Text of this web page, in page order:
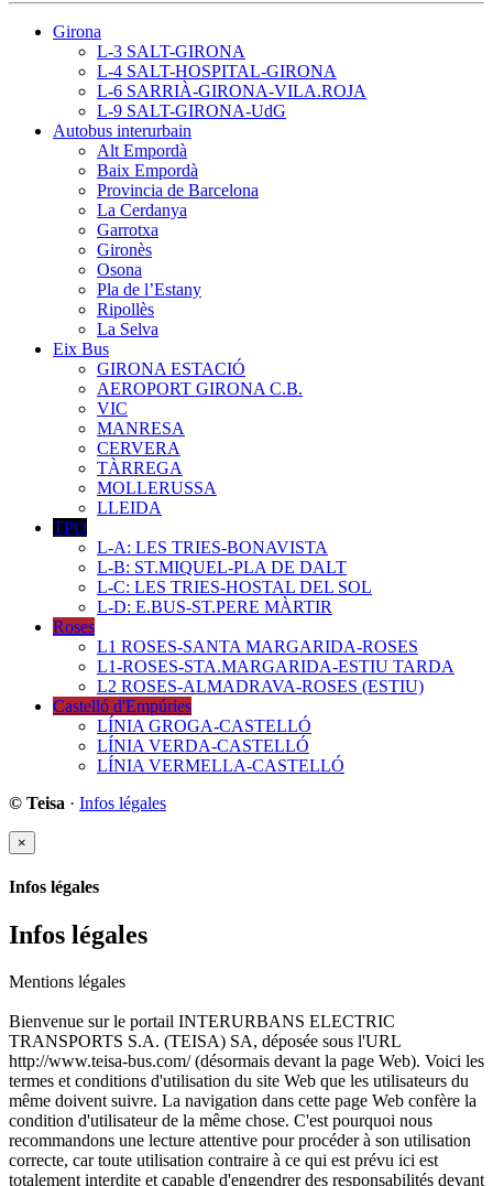
Girona
L-3 SALT-GIRONA
L-4 SALT-HOSPITAL-GIRONA
L-6 SARRIÀ-GIRONA-VILA.ROJA
L-9 SALT-GIRONA-UdG
Autobus interurbain
Alt Empordà
Baix Empordà
Provincia de Barcelona
La Cerdanya
Garrotxa
Gironès
Osona
Pla de l’Estany
Ripollès
La Selva
Eix Bus
GIRONA ESTACIÓ
AEROPORT GIRONA C.B.
VIC
MANRESA
CERVERA
TÀRREGA
MOLLERUSSA
LLEIDA
TPO
L-A: LES TRIES-BONAVISTA
L-B: ST.MIQUEL-PLA DE DALT
L-C: LES TRIES-HOSTAL DEL SOL
L-D: E.BUS-ST.PERE MÀRTIR
Roses
L1 ROSES-SANTA MARGARIDA-ROSES
L1-ROSES-STA.MARGARIDA-ESTIU TARDA
L2 ROSES-ALMADRAVA-ROSES (ESTIU)
Castelló d'Empúries
LÍNIA GROGA-CASTELLÓ
LÍNIA VERDA-CASTELLÓ
LÍNIA VERMELLA-CASTELLÓ
© Teisa · Infos légales
×
Infos légales
Infos légales
Mentions légales
Bienvenue sur le portail INTERURBANS ELECTRIC
TRANSPORTS S.A. (TEISA) SA, déposée sous l'URL
http://www.teisa-bus.com/ (désormais devant la page Web). Voici les
termes et conditions d'utilisation du site Web que les utilisateurs du
même doivent suivre. La navigation dans cette page Web confère la
condition d'utilisateur de la même chose. C'est pourquoi nous
recommandons une lecture attentive pour procéder à son utilisation
correcte, car toute utilisation contraire à ce qui est prévu ici est
totalement interdite et capable d'engendrer des responsabilités devant